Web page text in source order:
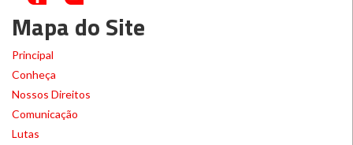
Mapa do Site
Principal
Conheça
Nossos Direitos
Comunicação
Lutas